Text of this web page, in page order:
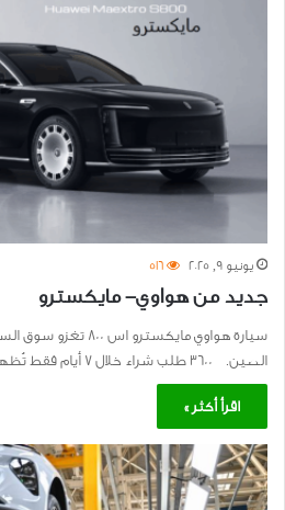
يونيو 9, 2025 516
جديد من هواوي- مايكسترو
سيارة هواوي مايكسترو
الصين. ٣٦٠٠ طلب شراء خلال ٧ أيام فقط تُظهر…
اقرأ أكثر »